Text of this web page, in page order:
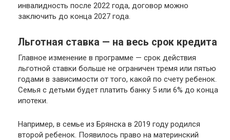
инвалидность после 2022 года, договор можно
заключить до конца 2027 года.
Льготная ставка — на весь срок кредита
Главное изменение в программе — срок действия
льготной ставки больше не ограничен тремя или пятью
годами в зависимости от того, какой по счету ребенок.
Семья с детьми будет платить банку 5 или 6% до конца
ипотеки.
Например, в семье из Брянска в 2019 году родился
второй ребенок. Появилось право на материнский